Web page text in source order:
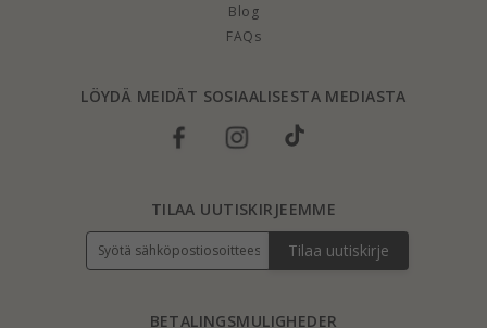
Blog
FAQs
LÖYDÄ MEIDÄT SOSIAALISESTA MEDIASTA
BETALINGSMULIGHEDER
TILAA UUTISKIRJEEMME
Tilaa uutiskirje